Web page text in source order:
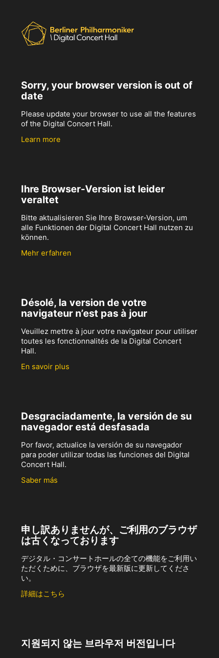
Sorry, your browser version is out of
date
Please update your browser to use all the features
of the Digital Concert Hall.
Learn more
Ihre Browser-Version ist leider
veraltet
Bitte aktualisieren Sie Ihre Browser-Version, um
alle Funktionen der Digital Concert Hall nutzen zu
können.
Mehr erfahren
Désolé, la version de votre
navigateur n’est pas à jour
Veuillez mettre à jour votre navigateur pour utiliser
toutes les fonctionnalités de la Digital Concert
Hall.
En savoir plus
Desgraciadamente, la versión de su
navegador está desfasada
Por favor, actualice la versión de su navegador
para poder utilizar todas las funciones del Digital
Concert Hall.
Saber más
申し訳ありませんが、ご利用のブラウザ
は古くなっております
デジタル・コンサートホールの全ての機能をご利用い
ただくために、ブラウザを最新版に更新してくださ
い。
詳細はこちら
지원되지 않는 브라우저 버전입니다